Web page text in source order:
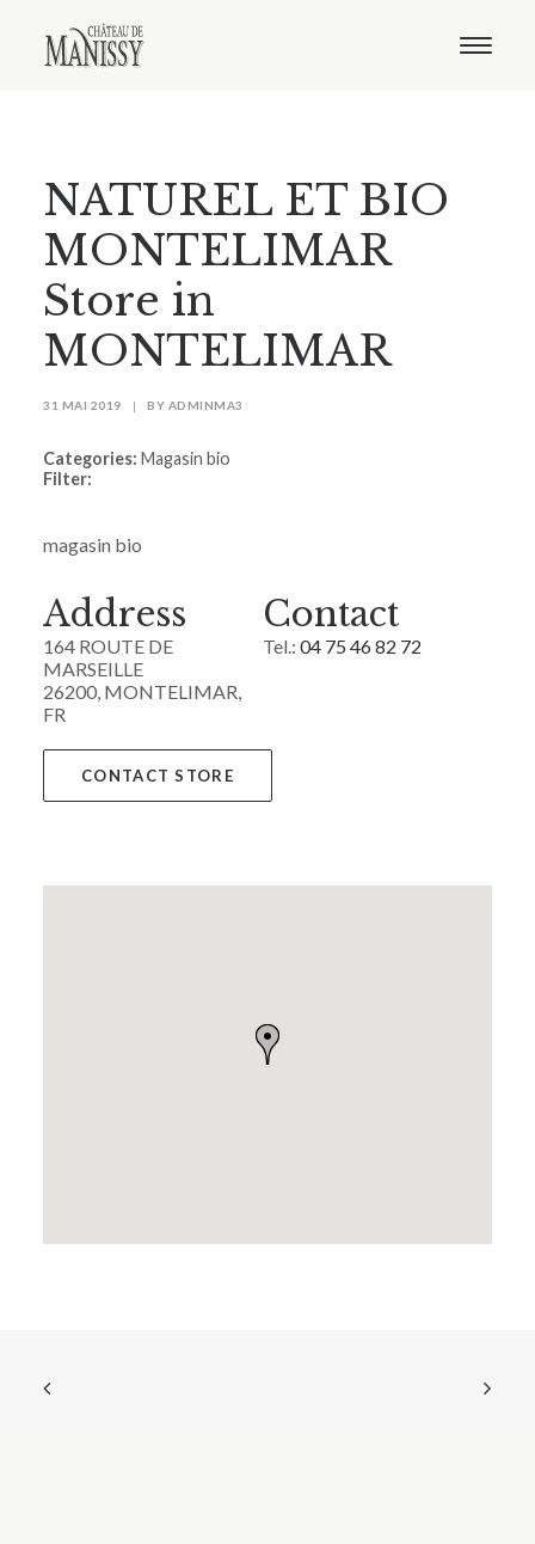
Distribution
Contact
NATUREL ET BIO
MONTELIMAR
Store in
MONTELIMAR
31 MAI 2019 | BY ADMINMA3
Categories: Magasin bio
Filter:
magasin bio
Address
164 ROUTE DE
MARSEILLE
26200, MONTELIMAR,
FR
Contact
Tel.:04 75 46 82 72
CONTACT STORE